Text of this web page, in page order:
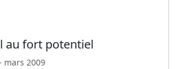
au fort potentiel
mars 2009